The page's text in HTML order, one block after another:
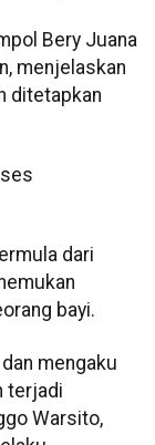
Bery Juana
menjelaskan
ditetapkan
dari
bayi.
mengaku
terjadi
Warsito,